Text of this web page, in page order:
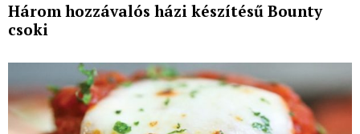
Három hozzávalós házi készítésű Bounty
csoki